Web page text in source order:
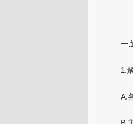
一.
1.
A.